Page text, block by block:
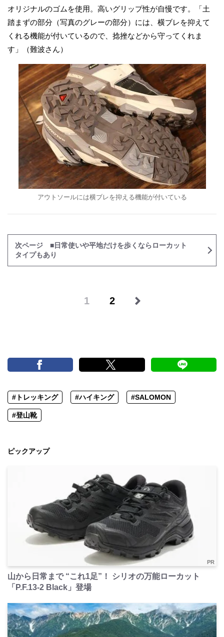
オリジナルのゴムを使用。高いグリップ性が自慢です。「土
踏まずの部分（写真のグレーの部分）には、横ブレを抑えて
くれる機能が付いているので、捻挫などから守ってくれま
す」（難波さん）
アウトソールには横ブレを抑える機能が付いている
次ページ ■日常使いや平地だけを歩くならローカット
タイプもあり
1 2
#トレッキング #ハイキング #SALOMON
#登山靴
ピックアップ
PR
山から日常まで “これ1足”！ シリオの万能ローカット
「P.F.13-2 Black」登場